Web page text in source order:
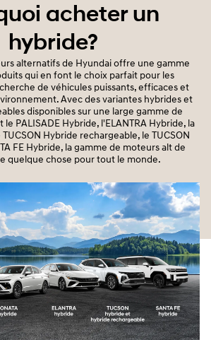
acheter un
hybride?
alternatifs de Hyundai offre une gamme
qui en font le choix parfait pour les
de véhicules puissants, efficaces et
Avec des variantes hybrides et
disponibles sur une large gamme de
PALISADE Hybride, l'ELANTRA Hybride, la
TUCSON Hybride rechargeable, le TUCSON
FE Hybride, la gamme de moteurs alt de
quelque chose pour tout le monde.